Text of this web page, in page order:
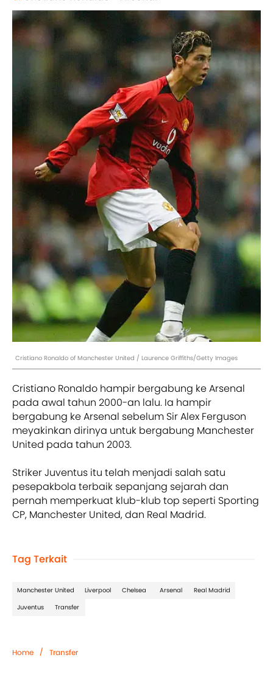
Cristiano Ronaldo of Manchester United / Laurence Griffiths/Getty Images
Cristiano Ronaldo hampir bergabung ke Arsenal
pada awal tahun 2000-an lalu. Ia hampir
bergabung ke Arsenal sebelum Sir Alex Ferguson
meyakinkan dirinya untuk bergabung Manchester
United pada tahun 2003.
Striker Juventus itu telah menjadi salah satu
pesepakbola terbaik sepanjang sejarah dan
pernah memperkuat klub-klub top seperti Sporting
CP, Manchester United, dan Real Madrid.
Tag Terkait
Manchester United Liverpool Chelsea Arsenal
Real Madrid
Juventus
Transfer
Home / Transfer